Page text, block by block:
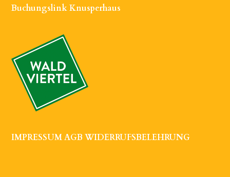
Buchungslink Knusperhaus
IMPRESSUMAGB WIDERRUFSBELEHRUNG